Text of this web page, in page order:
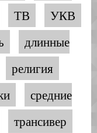
ТВ
УКВ
длинные
религия
средние
трансивер